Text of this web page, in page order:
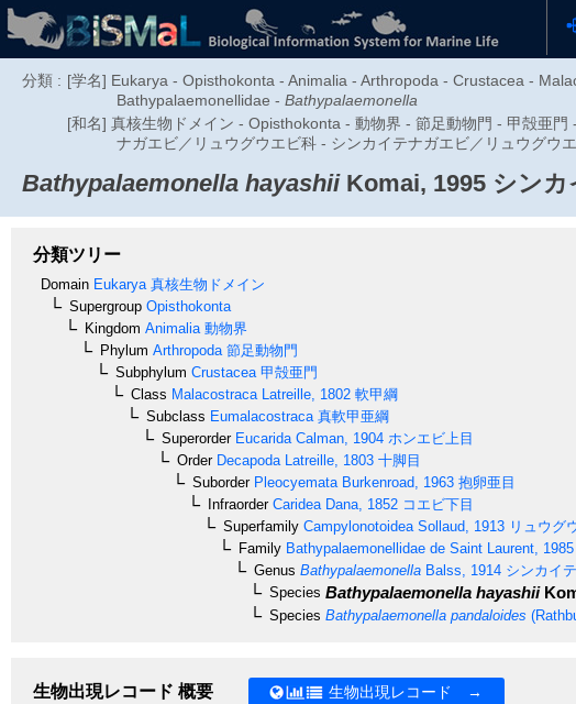
分類 : [学名] Eukarya - Opisthokonta - Animalia - Arthropoda - Crustacea -
Bathypalaemonellidae - Bathypalaemonella
[和名] 真核生物ドメイン - Opisthokonta - 動物界 - 節足動物門 - 甲殻亜
ナガエビ／リュウグウエビ科 - シンカイテナガエビ／リュウグウ
Bathypalaemonella hayashiiKomai, 1995 シン
分類ツリー
Domain Eukarya 真核生物ドメイン
Supergroup Opisthokonta
Kingdom Animalia 動物界
Phylum Arthropoda 節足動物門
Subphylum Crustacea 甲殻亜門
Class Malacostraca Latreille, 1802 軟甲綱
Subclass Eumalacostraca 真軟甲亜綱
SuperorderEucarida Calman, 1904 ホンエビ上目
OrderDecapoda Latreille, 1803 十脚目
SuborderPleocyemata Burkenroad, 1963 抱卵亜目
InfraorderCaridea Dana, 1852 コエビ下目
Superfamily Campylonotoidea Sollaud, 1913 リュウグ
Family Bathypalaemonellidae de Saint Laurent, 1985
Genus Bathypalaemonella Balss, 1914 シンカイ
Species Bathypalaemonella hayashii
Species Bathypalaemonella pandaloides
生物出現レコード 概要 生物出現レコード →